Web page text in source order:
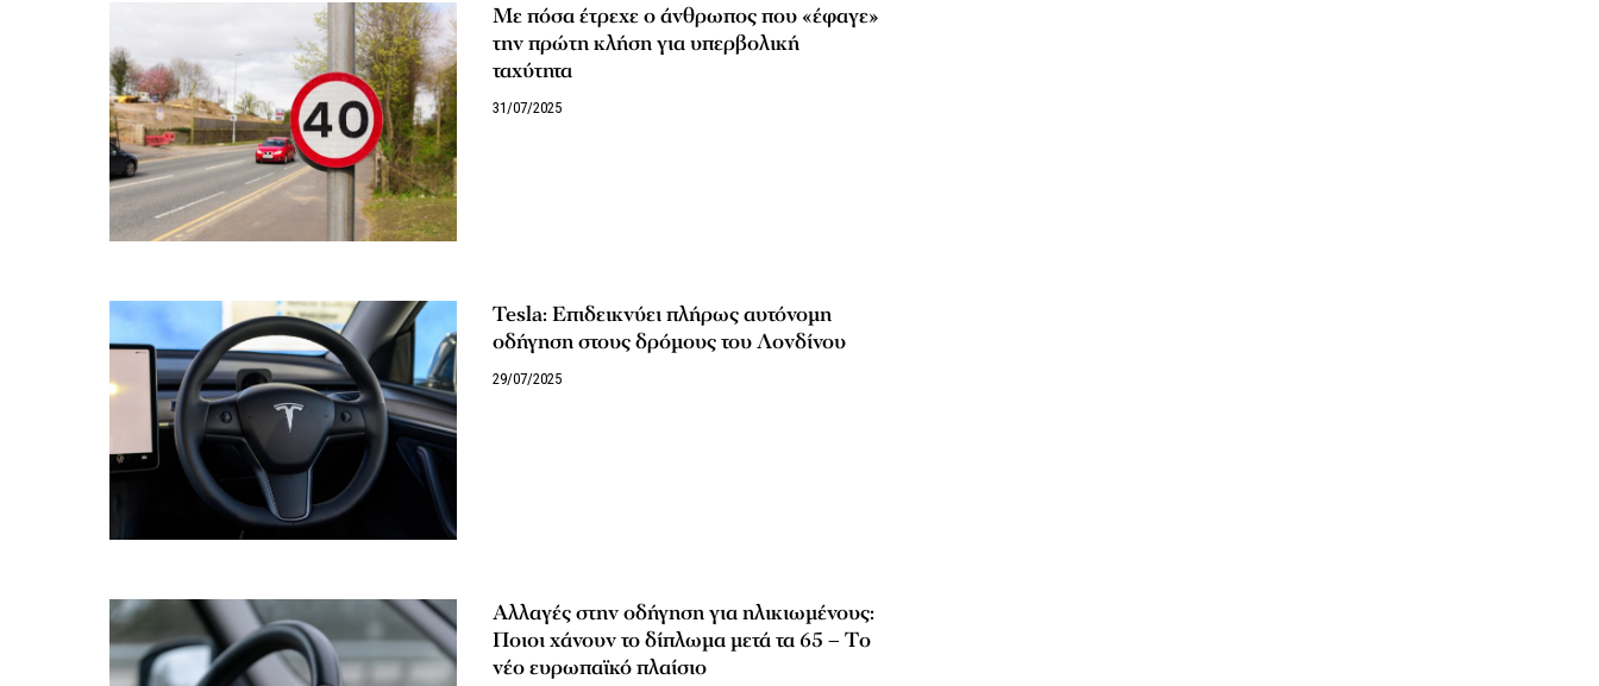
Με πόσα έτρεχε ο άνθρωπος που «έφαγε»
την πρώτη κλήση για υπερβολική
ταχύτητα
31/07/2025
Tesla: Επιδεικνύει πλήρως αυτόνομη
οδήγηση στους δρόμους του Λονδίνου
29/07/2025
Αλλαγές στην οδήγηση για ηλικιωμένους:
Ποιοι χάνουν το δίπλωμα μετά τα 65 – Tο
νέο ευρωπαϊκό πλαίσιο